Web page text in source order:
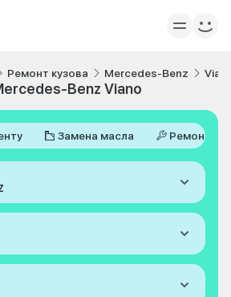
Ремонт кузова Mercedes-Benz
Benz Viano
Замена масла Ремонт